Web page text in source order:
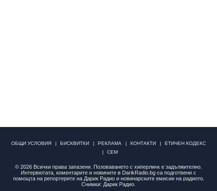
ОБЩИ УСЛОВИЯ БИСКВИТКИ РЕКЛАМА КОНТАКТИ
ЕТИЧЕН КОДЕКС
СЕМ
© 2026 Всички права запазени. Позоваването с хиперлинк е задължително.
Интервютата, коментарите и новините в DarikRadio.bg са подготвени с
помощта на репортерите на Дарик Радио и новинарските емисии на радиото.
Снимки: Дарик Радио.